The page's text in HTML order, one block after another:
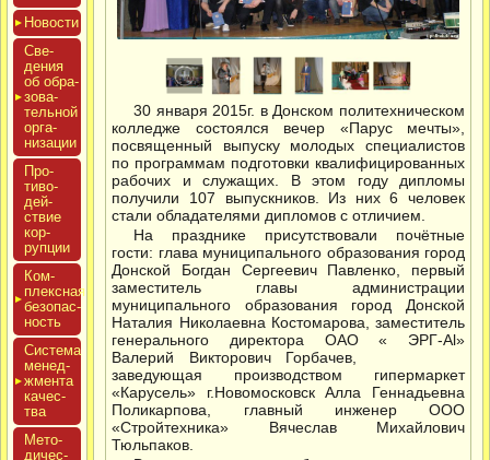
Новос­ти
Све­
дения
об об­ра­
зова­
тель­ной
ор­га­
низа­ции
Про­
тиво­
дей­
ствие
кор­
рупции
Ком­
плексная
бе­зопас­
ность
Сис­те­ма
ме­нед­
жмен­та
ка­чес­
тва
Мето­
дичес­
30 января 2015г. в Донском политехническом
колледже состоялся вечер «Парус мечты»,
посвященный выпуску молодых специалистов
по программам подготовки квалифицированных
рабочих и служащих. В этом году дипломы
получили 107 выпускников. Из них 6 человек
стали обладателями дипломов с отличием.
На празднике присутствовали почётные
гости: глава муниципального образования город
Донской Богдан Сергеевич Павленко, первый
заместитель главы администрации
муниципального образования город Донской
Наталия Николаевна Костомарова, заместитель
генерального директора ОАО « ЭРГ-Аl»
Валерий Викторович Горбачев,
заведующая производством гипермаркет
«Карусель» г.Новомосковск Алла Геннадьевна
Поликарпова, главный инженер ООО
«Стройтехника» Вячеслав Михайлович
Тюльпаков.